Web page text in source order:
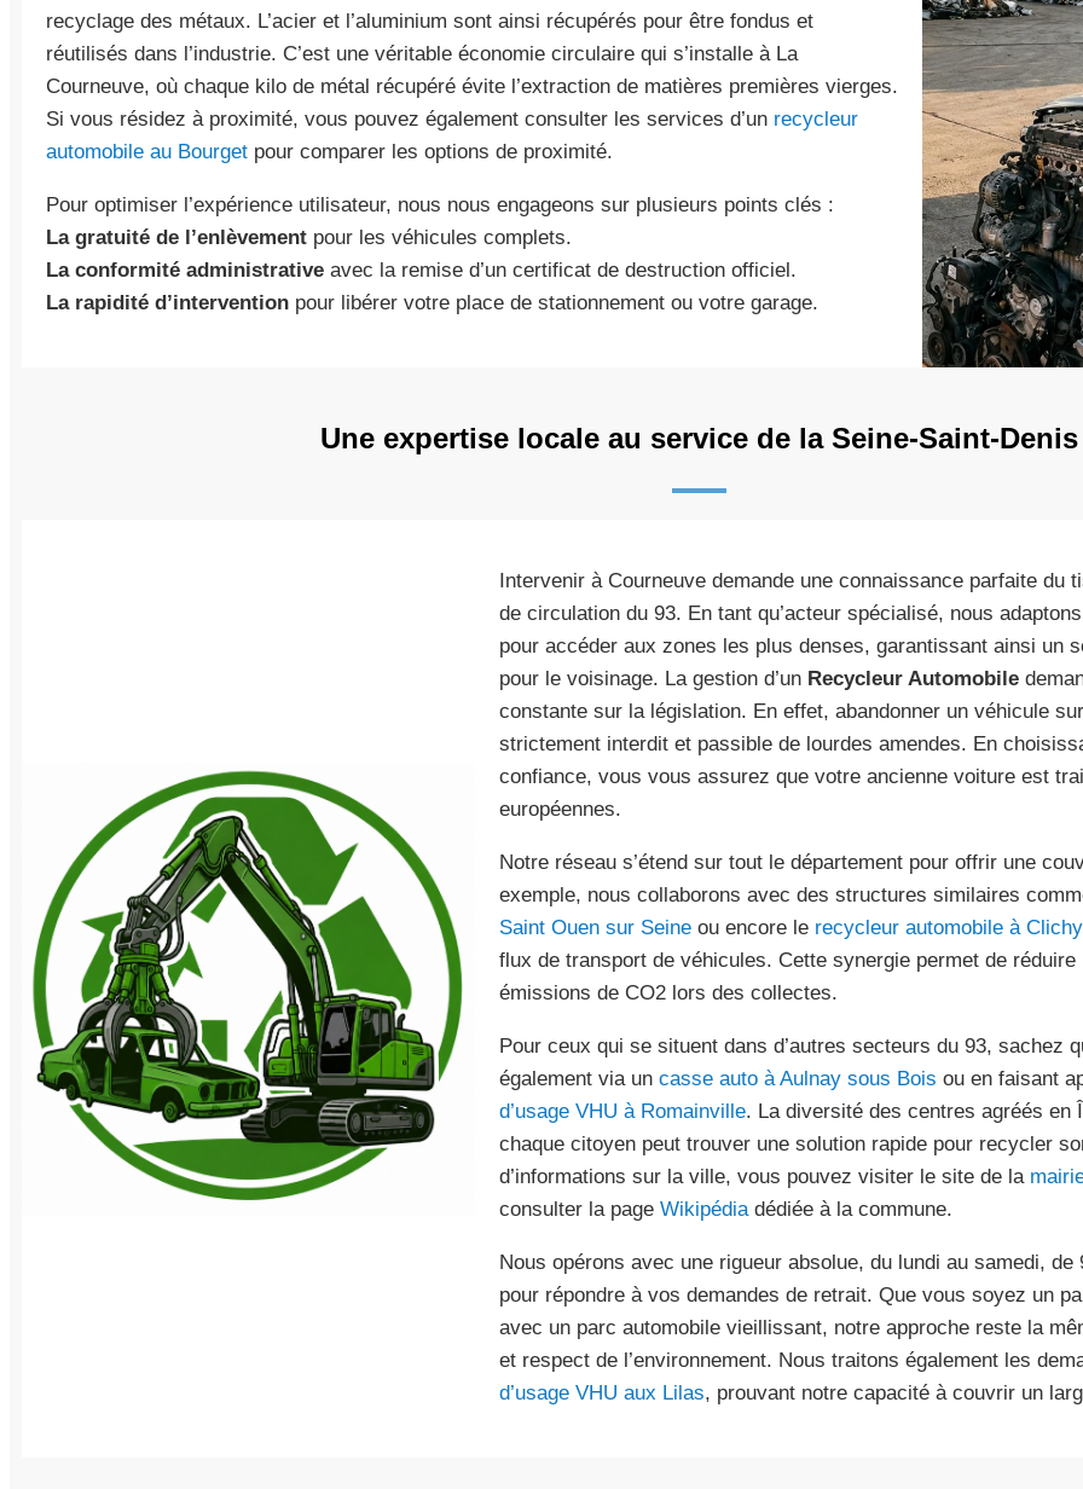
recyclage des métaux. L’acier et l’aluminium sont ainsi récupérés pour être fondus et
réutilisés dans l’industrie. C’est une véritable économie circulaire qui s’installe à La
Courneuve, où chaque kilo de métal récupéré évite l’extraction de matières premières vierges.
Si vous résidez à proximité, vous pouvez également consulter les services d’un recycleur
automobile au Bourget pour comparer les options de proximité.
Pour optimiser l’expérience utilisateur, nous nous engageons sur plusieurs points clés :
La gratuité de l’enlèvement pour les véhicules complets.
La conformité administrative avec la remise d’un certificat de destruction officiel.
La rapidité d’intervention pour libérer votre place de stationnement ou votre garage.
Une expertise locale au service de la Seine-Saint-Denis
Intervenir à Courneuve demande une connaissance parfaite du
de circulation du 93. En tant qu’acteur spécialisé, nous
pour accéder aux zones les plus denses, garantissant ainsi un
pour le voisinage. La gestion d’un Recycleur Automobile
constante sur la législation. En effet, abandonner un véhicule
strictement interdit et passible de lourdes amendes. En
confiance, vous vous assurez que votre ancienne voiture est
européennes.
Notre réseau s’étend sur tout le département pour offrir une
exemple, nous collaborons avec des structures similaires
Saint Ouen sur Seineou encore le recycleur automobile à
flux de transport de véhicules. Cette synergie permet de
émissions de CO2 lors des collectes.
Pour ceux qui se situent dans d’autres secteurs du 93, sachez
également via un casse auto à Aulnay sous Bois ou en faisant
d’usage VHU à Romainville. La diversité des centres agréés en
chaque citoyen peut trouver une solution rapide pour recycler
d’informations sur la ville, vous pouvez visiter le site de la
consulter la page Wikipédiadédiée à la commune.
Nous opérons avec une rigueur absolue, du lundi au samedi,
pour répondre à vos demandes de retrait. Que vous soyez un
avec un parc automobile vieillissant, notre approche reste la
et respect de l’environnement. Nous traitons également les
d’usage VHU aux Lilas, prouvant notre capacité à couvrir un